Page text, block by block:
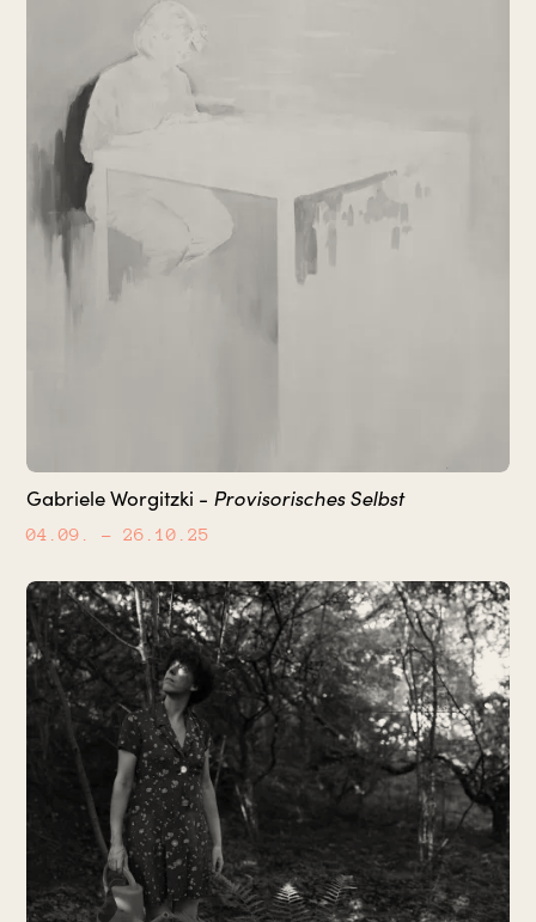
Gabriele Worgitzki - Provisorisches Selbst
04.09. – 26.10.25